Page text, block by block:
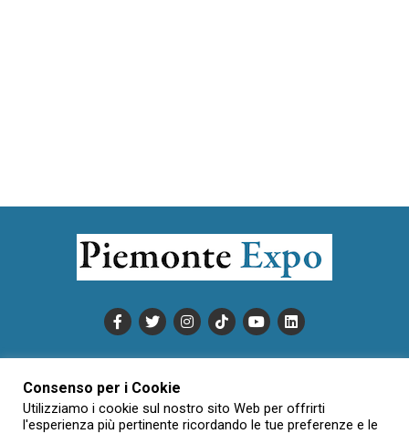
INFORMATIVA SULLA PRIVACY
CONDIZIONI DI UTILIZZO
DATI SOCIETARI
NOVAJO
Consenso per i Cookie
Utilizziamo i cookie sul nostro sito Web per offrirti
l'esperienza più pertinente ricordando le tue preferenze e le